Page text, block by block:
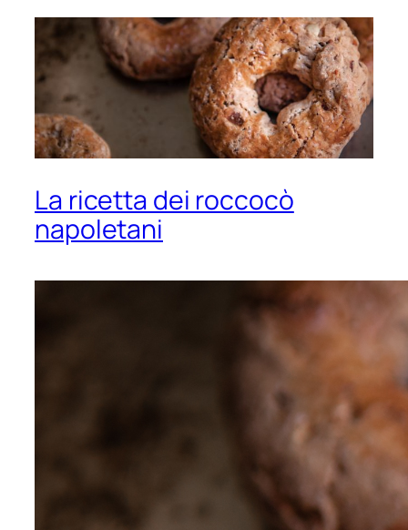
La ricetta dei roccocò
napoletani